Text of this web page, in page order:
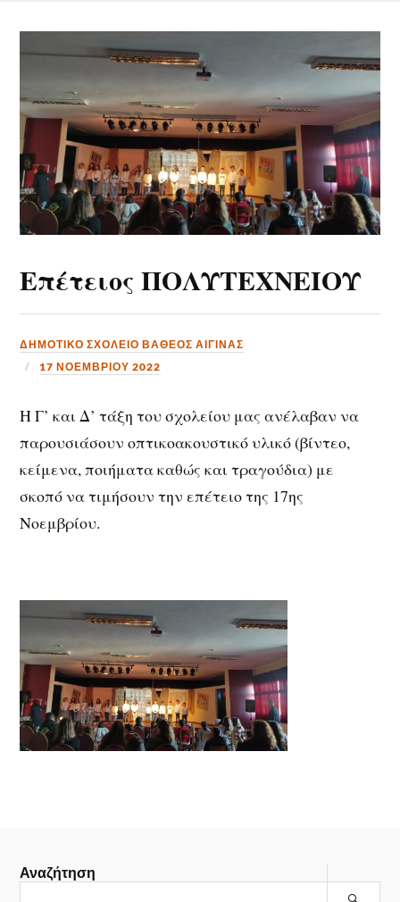
Επέτειος ΠΟΛΥΤΕΧΝΕΙΟΥ
ΔΗΜΟΤΙΚΟ ΣΧΟΛΕΙΟ ΒΑΘΕΟΣ ΑΙΓΙΝΑΣ
17 ΝΟΕΜΒΡΊΟΥ 2022
Η Γ’ και Δ’ τάξη του σχολείου μας ανέλαβαν να
παρουσιάσουν οπτικοακουστικό υλικό (βίντεο,
κείμενα, ποιήματα καθώς και τραγούδια) με
σκοπό να τιμήσουν την επέτειο της 17ης
Νοεμβρίου.
Αναζήτηση